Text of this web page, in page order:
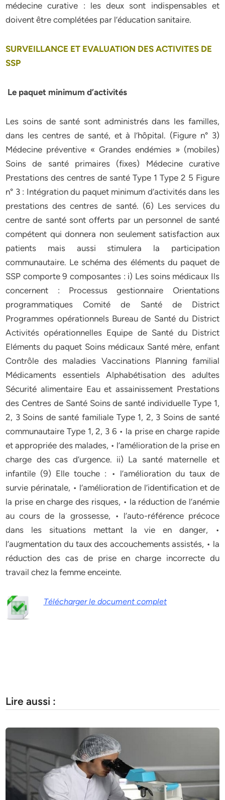
médecine curative : les deux sont indispensables et
doivent être complétées par l’éducation sanitaire.
SURVEILLANCE ET EVALUATION DES ACTIVITES DE
SSP
Le paquet minimum d’activités
Les soins de santé sont administrés dans les familles,
dans les centres de santé, et à l’hôpital. (Figure n° 3)
Médecine préventive « Grandes endémies » (mobiles)
Soins de santé primaires (fixes) Médecine curative
Prestations des centres de santé Type 1 Type 2 5 Figure
n° 3 : Intégration du paquet minimum d’activités dans les
prestations des centres de santé. (6) Les services du
centre de santé sont offerts par un personnel de santé
compétent qui donnera non seulement satisfaction aux
patients mais aussi stimulera la participation
communautaire. Le schéma des éléments du paquet de
SSP comporte 9 composantes : i) Les soins médicaux Ils
concernent : Processus gestionnaire Orientations
programmatiques Comité de Santé de District
Programmes opérationnels Bureau de Santé du District
Activités opérationnelles Equipe de Santé du District
Eléments du paquet Soins médicaux Santé mère, enfant
Contrôle des maladies Vaccinations Planning familial
Médicaments essentiels Alphabétisation des adultes
Sécurité alimentaire Eau et assainissement Prestations
des Centres de Santé Soins de santé individuelle Type 1,
2, 3 Soins de santé familiale Type 1, 2, 3 Soins de santé
communautaire Type 1, 2, 3 6 • la prise en charge rapide
et appropriée des malades, • l’amélioration de la prise en
charge des cas d’urgence. ii) La santé maternelle et
infantile (9) Elle touche : • l’amélioration du taux de
survie périnatale, • l’amélioration de l’identification et de
la prise en charge des risques, • la réduction de l’anémie
au cours de la grossesse, • l’auto-référence précoce
dans les situations mettant la vie en danger, •
l’augmentation du taux des accouchements assistés, • la
réduction des cas de prise en charge incorrecte du
travail chez la femme enceinte.
Télécharger le document complet
Lire aussi :